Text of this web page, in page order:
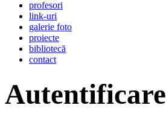
profesori
link-uri
galerie foto
proiecte
bibliotecă
contact
Autentificare